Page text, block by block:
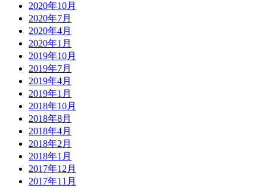
2020年10月
2020年7月
2020年4月
2020年1月
2019年10月
2019年7月
2019年4月
2019年1月
2018年10月
2018年8月
2018年4月
2018年2月
2018年1月
2017年12月
2017年11月